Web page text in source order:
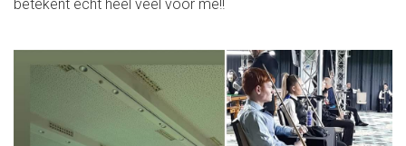
betekent echt heel veel voor me!!